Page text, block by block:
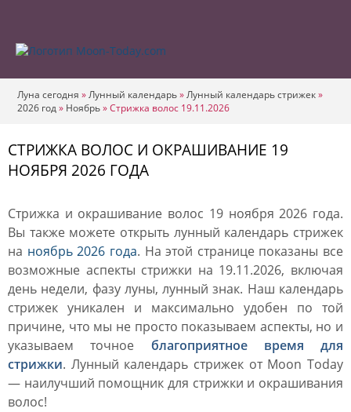
Луна сегодня »Лунный календарь»Лунный календарь стрижек»
2026 год» Ноябрь»Стрижка волос 19.11.2026
СТРИЖКА ВОЛОС И ОКРАШИВАНИЕ 19
НОЯБРЯ 2026 ГОДА
Стрижка и окрашивание волос 19 ноября 2026 года.
Вы также можете открыть лунный календарь стрижек
на ноябрь 2026 года. На этой странице показаны все
возможные аспекты стрижки на 19.11.2026, включая
день недели, фазу луны, лунный знак. Наш календарь
стрижек уникален и максимально удобен по той
причине, что мы не просто показываем аспекты, но и
указываем точное благоприятное время для
стрижки. Лунный календарь стрижек от Moon Today
— наилучший помощник для стрижки и окрашивания
волос!